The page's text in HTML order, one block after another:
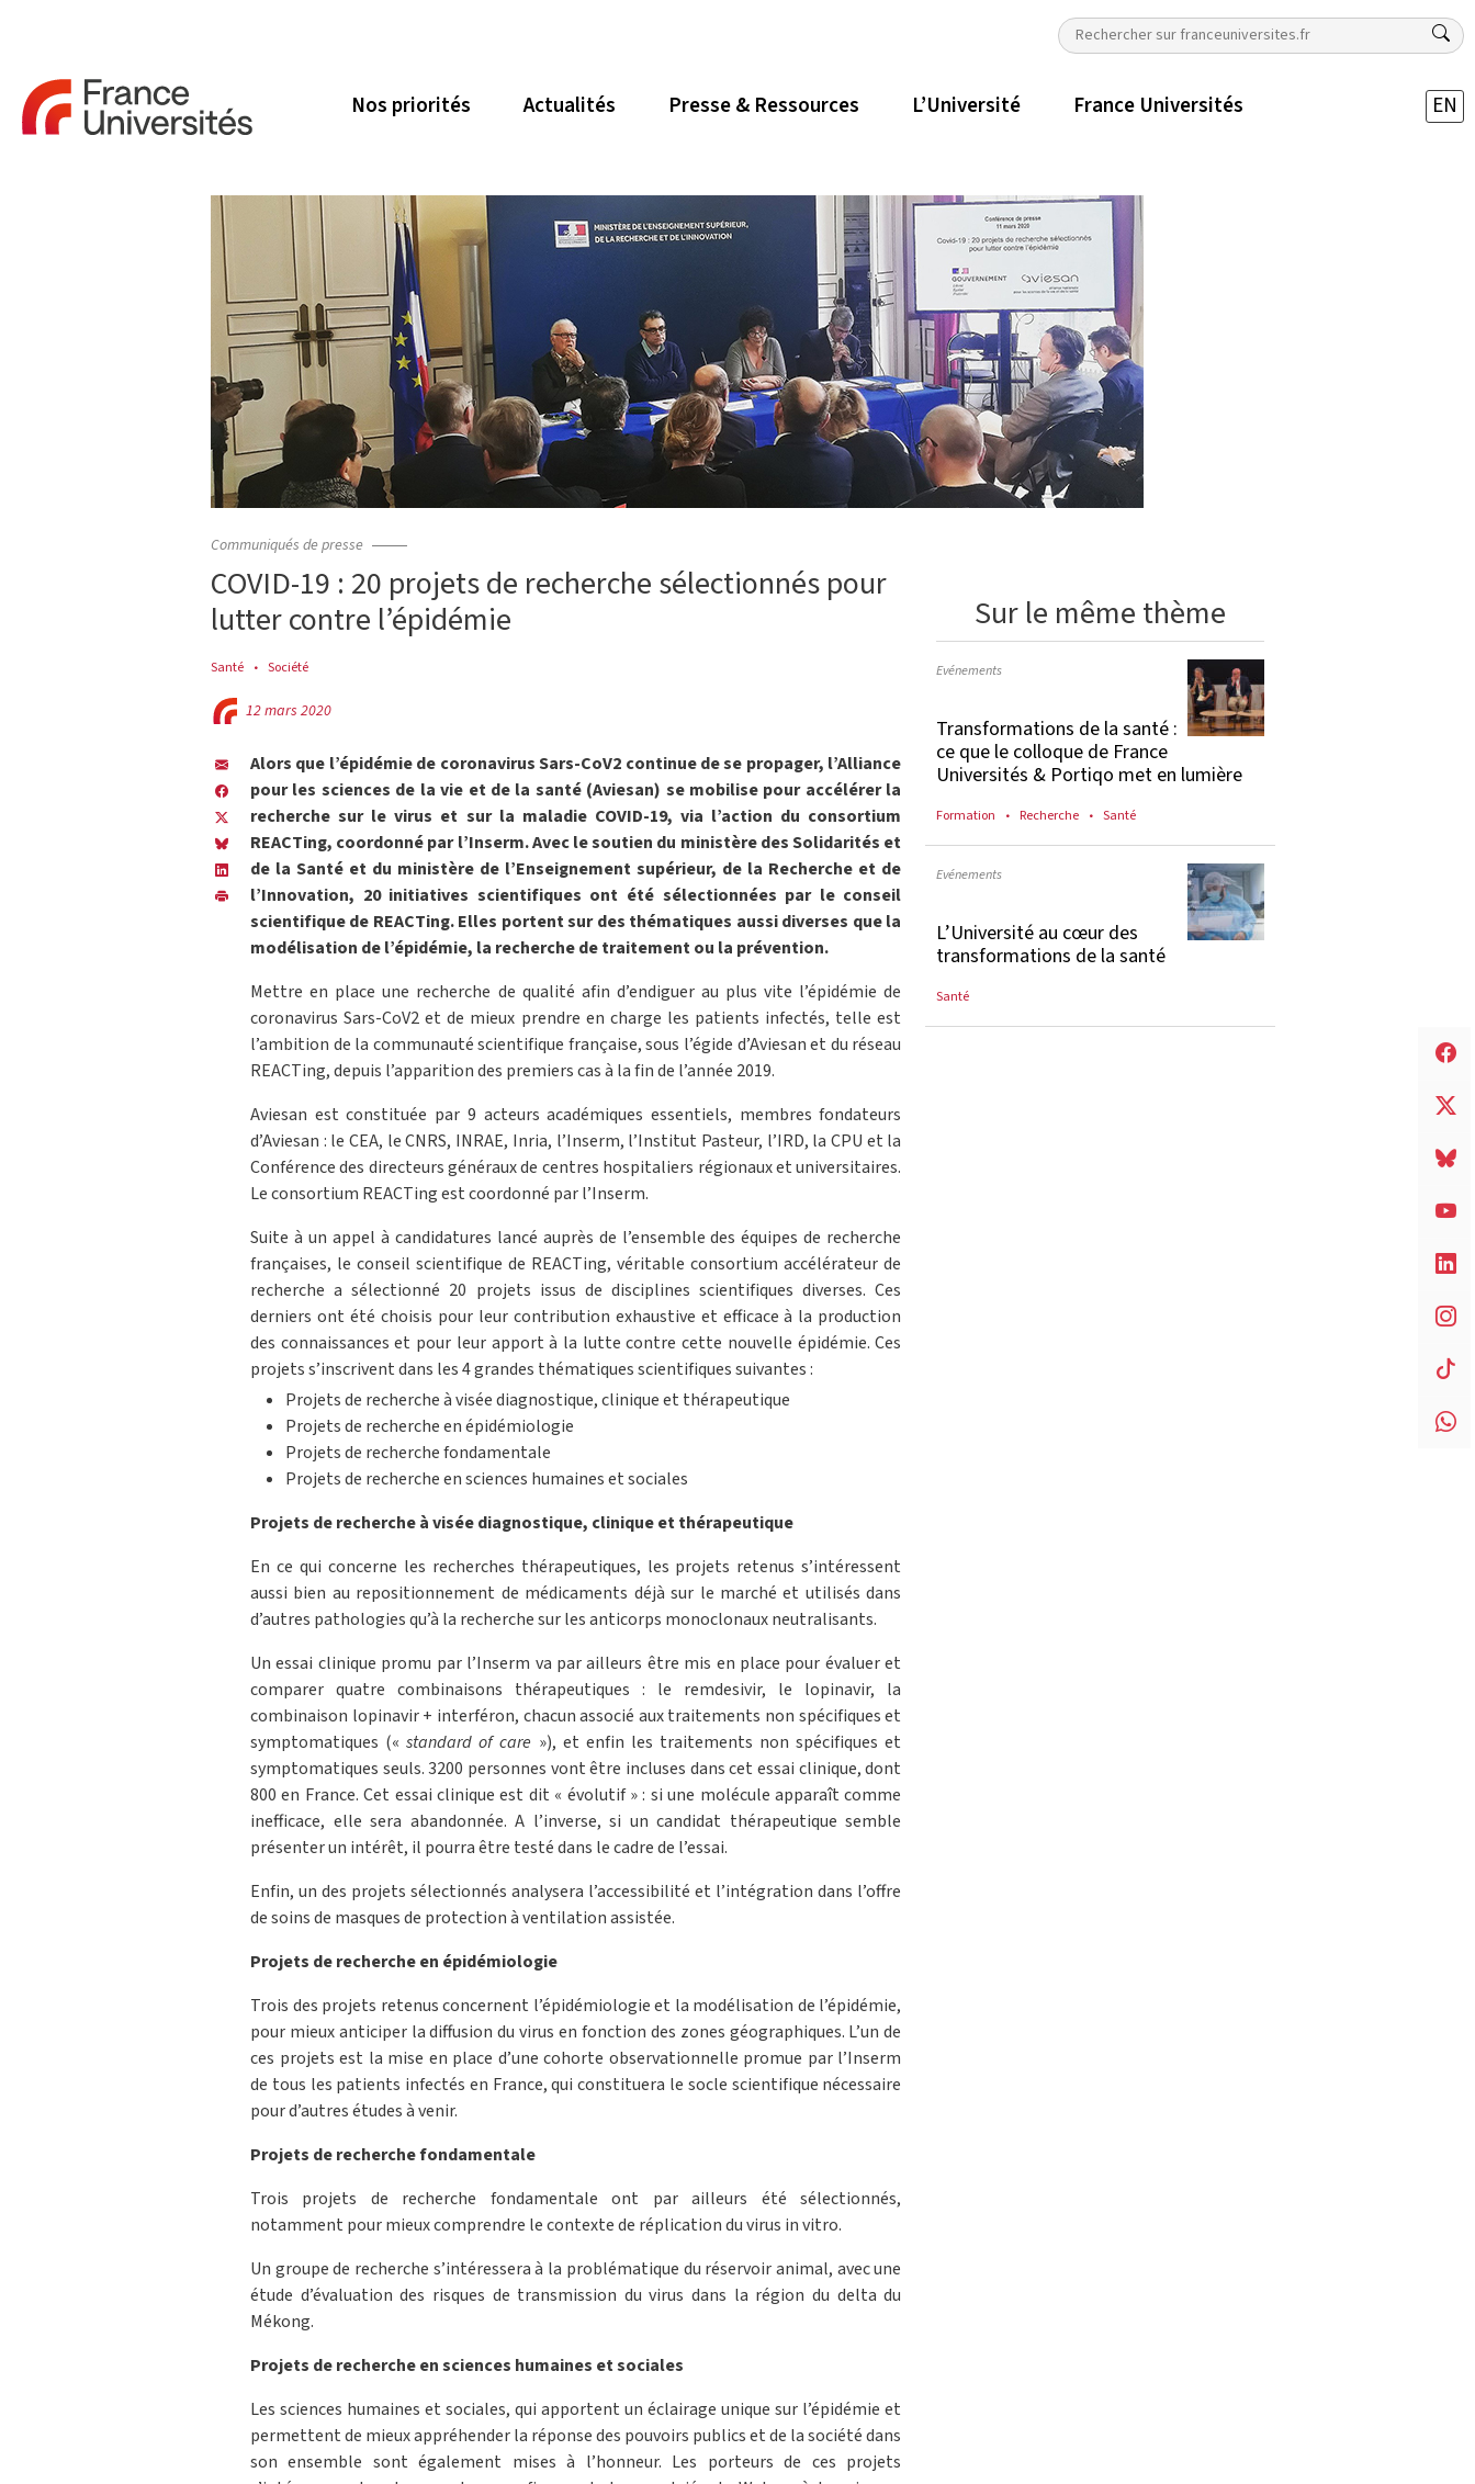
Nos priorités Actualités Presse & Ressources L’Université France Universités EN
Communiqués de presse
COVID-19 : 20 projets de recherche sélectionnés pour
lutter contre l’épidémie
Santé Société
12 mars 2020
Alors que l’épidémie de coronavirus Sars-CoV2 continue de se propager, l’Alliance
pour les sciences de la vie et de la santé (Aviesan) se mobilise pour accélérer la
recherche sur le virus et sur la maladie COVID-19, via l’action du consortium
REACTing, coordonné par l’Inserm. Avec le soutien du ministère des Solidarités et
de la Santé et du ministère de l’Enseignement supérieur, de la Recherche et de
l’Innovation, 20 initiatives scientifiques ont été sélectionnées par le conseil
scientifique de REACTing. Elles portent sur des thématiques aussi diverses que la
modélisation de l’épidémie, la recherche de traitement ou la prévention.
Mettre en place une recherche de qualité afin d’endiguer au plus vite l’épidémie de
coronavirus Sars-CoV2 et de mieux prendre en charge les patients infectés, telle est
l’ambition de la communauté scientifique française, sous l’égide d’Aviesan et du réseau
REACTing, depuis l’apparition des premiers cas à la fin de l’année 2019.
Aviesan est constituée par 9 acteurs académiques essentiels, membres fondateurs
d’Aviesan : le CEA, le CNRS, INRAE, Inria, l’Inserm, l’Institut Pasteur, l’IRD, la CPU et la
Conférence des directeurs généraux de centres hospitaliers régionaux et universitaires.
Le consortium REACTing est coordonné par l’Inserm.
Suite à un appel à candidatures lancé auprès de l’ensemble des équipes de recherche
françaises, le conseil scientifique de REACTing, véritable consortium accélérateur de
recherche a sélectionné 20 projets issus de disciplines scientifiques diverses. Ces
derniers ont été choisis pour leur contribution exhaustive et efficace à la production
des connaissances et pour leur apport à la lutte contre cette nouvelle épidémie. Ces
projets s’inscrivent dans les 4 grandes thématiques scientifiques suivantes :
Projets de recherche à visée diagnostique, clinique et thérapeutique
Projets de recherche en épidémiologie
Projets de recherche fondamentale
Projets de recherche en sciences humaines et sociales
Projets de recherche à visée diagnostique, clinique et thérapeutique
En ce qui concerne les recherches thérapeutiques, les projets retenus s’intéressent
aussi bien au repositionnement de médicaments déjà sur le marché et utilisés dans
d’autres pathologies qu’à la recherche sur les anticorps monoclonaux neutralisants.
Un essai clinique promu par l’Inserm va par ailleurs être mis en place pour évaluer et
comparer quatre combinaisons thérapeutiques : le remdesivir, le lopinavir, la
combinaison lopinavir + interféron, chacun associé aux traitements non spécifiques et
symptomatiques («standard of care »), et enfin les traitements non spécifiques et
symptomatiques seuls. 3200 personnes vont être incluses dans cet essai clinique, dont
800 en France. Cet essai clinique est dit « évolutif » : si une molécule apparaît comme
inefficace, elle sera abandonnée. A l’inverse, si un candidat thérapeutique semble
présenter un intérêt, il pourra être testé dans le cadre de l’essai.
Enfin, un des projets sélectionnés analysera l’accessibilité et l’intégration dans l’offre
de soins de masques de protection à ventilation assistée.
Projets de recherche en épidémiologie
Trois des projets retenus concernent l’épidémiologie et la modélisation de l’épidémie,
pour mieux anticiper la diffusion du virus en fonction des zones géographiques. L’un de
ces projets est la mise en place d’une cohorte observationnelle promue par l’Inserm
de tous les patients infectés en France, qui constituera le socle scientifique nécessaire
pour d’autres études à venir.
Projets de recherche fondamentale
Trois projets de recherche fondamentale ont par ailleurs été sélectionnés,
notamment pour mieux comprendre le contexte de réplication du virus in vitro.
Un groupe de recherche s’intéressera à la problématique du réservoir animal, avec une
étude d’évaluation des risques de transmission du virus dans la région du delta du
Mékong.
Projets de recherche en sciences humaines et sociales
Les sciences humaines et sociales, qui apportent un éclairage unique sur l’épidémie et
permettent de mieux appréhender la réponse des pouvoirs publics et de la société dans
son ensemble sont également mises à l’honneur. Les porteurs de ces projets
Sur le même thème
Evénements
Transformations de la santé :
ce que le colloque de France
Universités & Portiqo met en lumière
Formation Recherche Santé
Evénements
L’Université au cœur des
transformations de la santé
Santé